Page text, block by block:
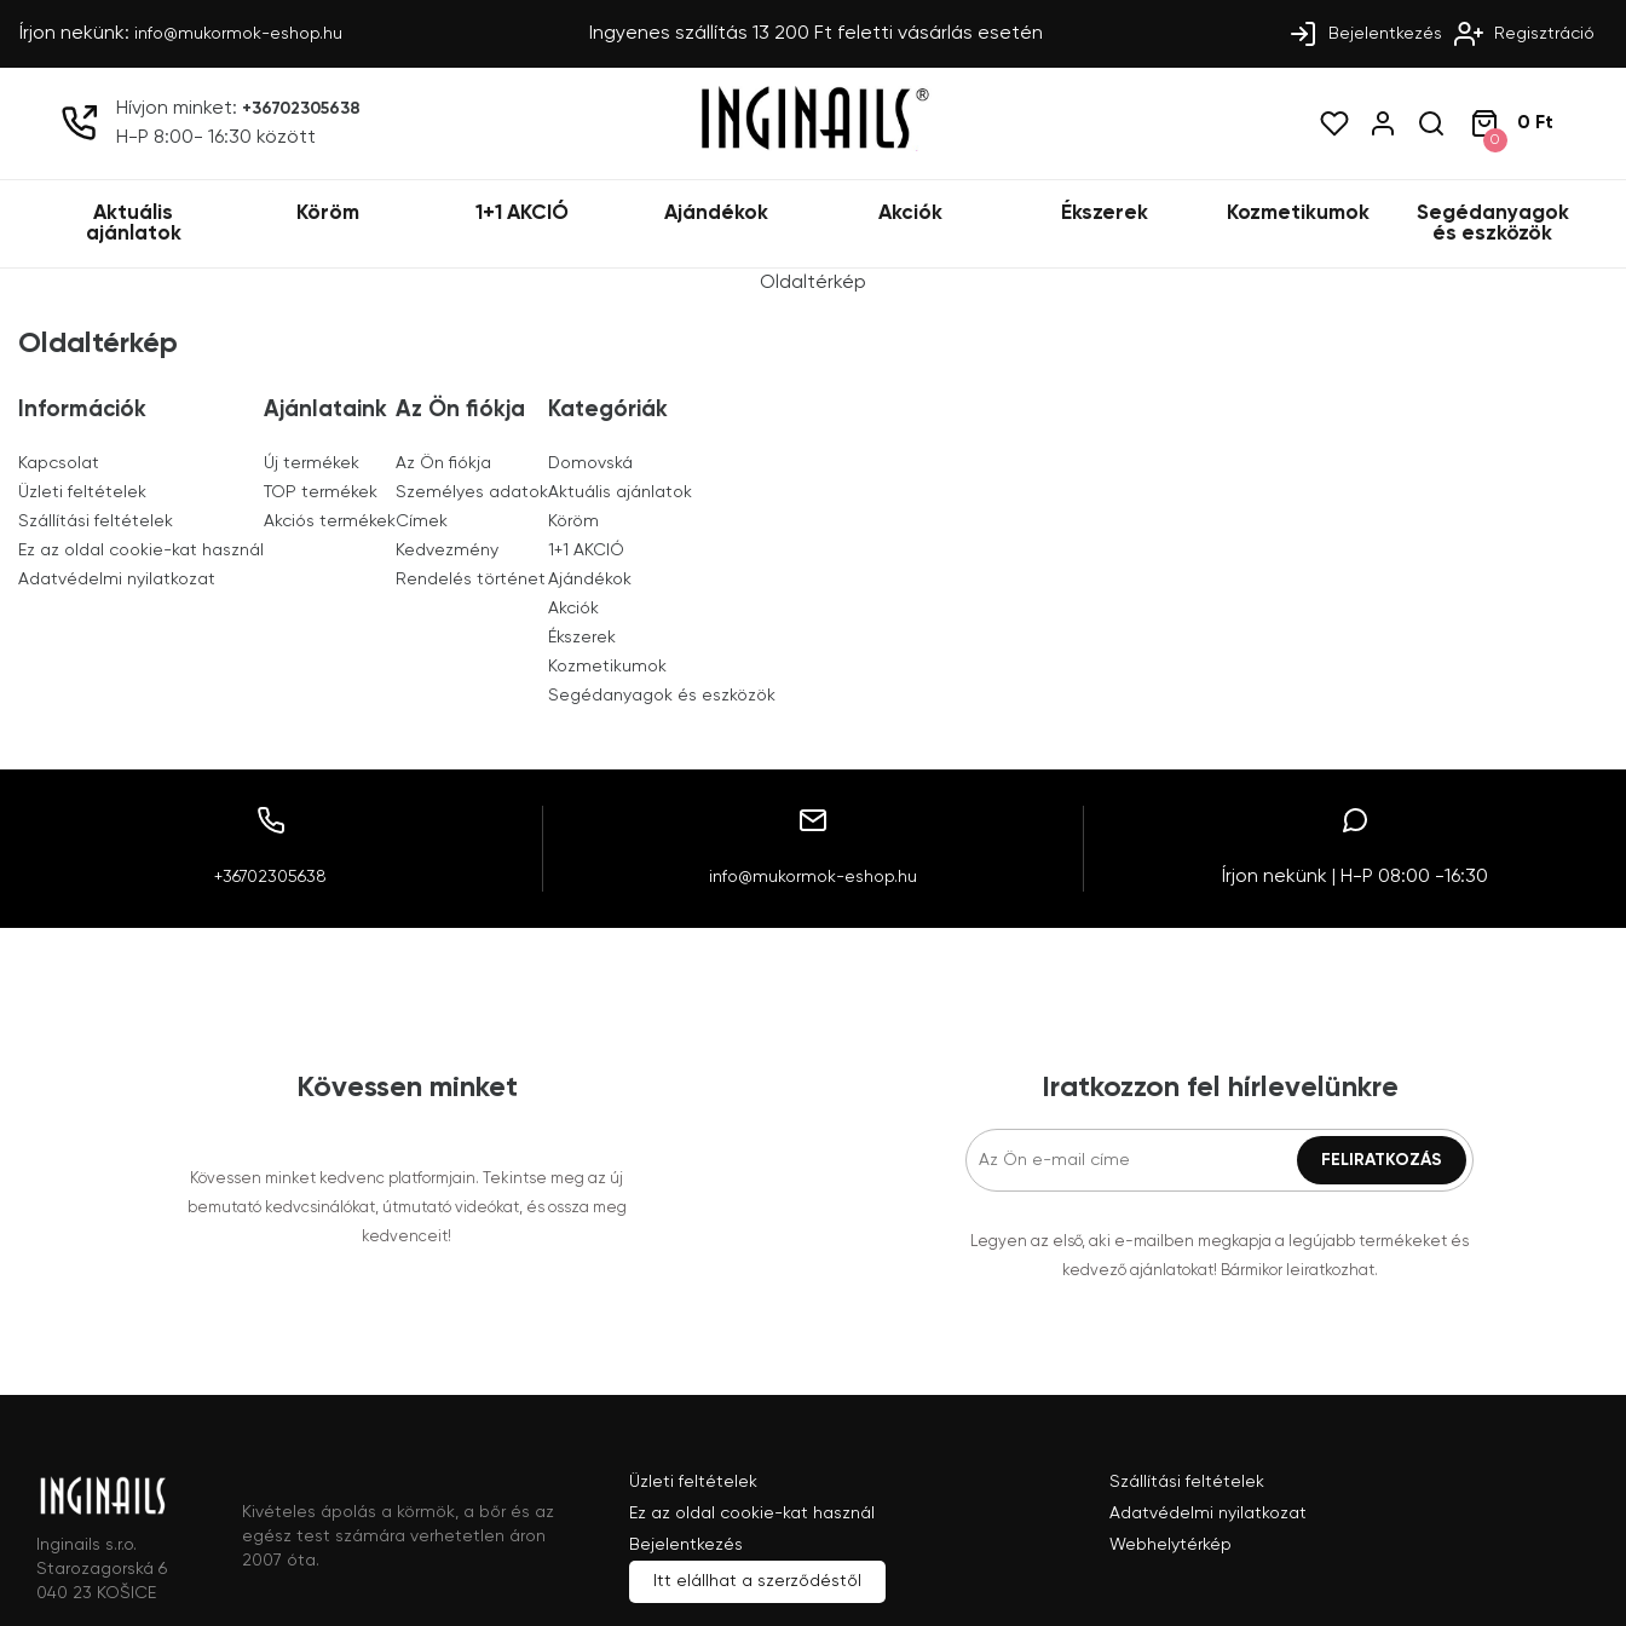
Írjon nekünk: info@mukormok-eshop.hu Ingyenes szállítás 13 200 Ft feletti vásárlás esetén Bejelentkezés Regisztráció
Hívjon minket: +36702305638
H-P 8:00- 16:30 között 0
0 Ft
Aktuális
ajánlatok
Köröm 1+1 AKCIÓ Ajándékok Akciók Ékszerek Kozmetikumok
Segédanyagok
és eszközök
Oldaltérkép
Oldaltérkép
Információk
Kapcsolat
Üzleti feltételek
Szállítási feltételek
Ez az oldal cookie-kat használ
Adatvédelmi nyilatkozat
Ajánlataink
Új termékek
TOP termékek
Akciós termékek
Az Ön fiókja
Az Ön fiókja
Személyes adatok
Címek
Kedvezmény
Rendelés történet
Kategóriák
Domovská
Aktuális ajánlatok
Köröm
1+1 AKCIÓ
Ajándékok
Akciók
Ékszerek
Kozmetikumok
Segédanyagok és eszközök
+36702305638 info@mukormok-eshop.hu Írjon nekünk | H-P 08:00 -16:30
Kövessen minket
Kövessen minket kedvenc platformjain. Tekintse meg az új
bemutató kedvcsinálókat, útmutató videókat, és ossza meg
kedvenceit!
Iratkozzon fel hírlevelünkre
Legyen az első, aki e-mailben megkapja a legújabb termékeket és
kedvező ajánlatokat! Bármikor leiratkozhat.
Inginails s.r.o.
Starozagorská 6
040 23 KOŠICE
Kivételes ápolás a körmök, a bőr és az
egész test számára verhetetlen áron
2007 óta.
Üzleti feltételek
Szállítási feltételek
Ez az oldal cookie-kat használ
Adatvédelmi nyilatkozat
Bejelentkezés
Webhelytérkép
Itt elállhat a szerződéstől